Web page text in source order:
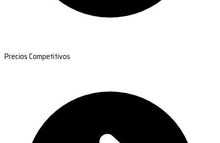
Precios Competitivos